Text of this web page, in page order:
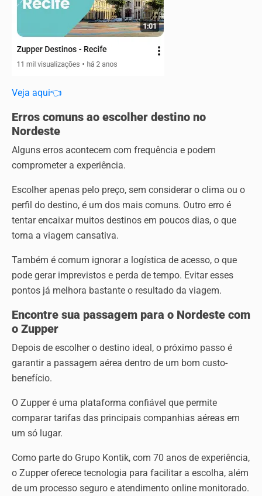
Veja aqui👈
Erros comuns ao escolher destino no
Nordeste
Alguns erros acontecem com frequência e podem
comprometer a experiência.
Escolher apenas pelo preço, sem considerar o clima ou o
perfil do destino, é um dos mais comuns. Outro erro é
tentar encaixar muitos destinos em poucos dias, o que
torna a viagem cansativa.
Também é comum ignorar a logística de acesso, o que
pode gerar imprevistos e perda de tempo. Evitar esses
pontos já melhora bastante o resultado da viagem.
Encontre sua passagem para o Nordeste com
o Zupper
Depois de escolher o destino ideal, o próximo passo é
garantir a passagem aérea dentro de um bom custo-
benefício.
O Zupper é uma plataforma confiável que permite
comparar tarifas das principais companhias aéreas em
um só lugar.
Como parte do Grupo Kontik, com 70 anos de experiência,
o Zupper oferece tecnologia para facilitar a escolha, além
de um processo seguro e atendimento online monitorado.